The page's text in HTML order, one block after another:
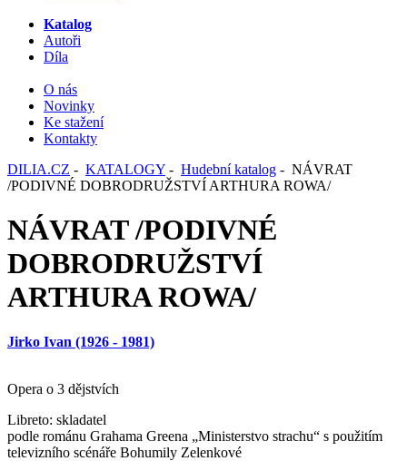
Katalog
Autoři
Díla
O nás
Novinky
Ke stažení
Kontakty
DILIA.CZ - KATALOGY - Hudební katalog - NÁVRAT
/PODIVNÉ DOBRODRUŽSTVÍ ARTHURA ROWA/
NÁVRAT /PODIVNÉ
DOBRODRUŽSTVÍ
ARTHURA ROWA/
Jirko Ivan (1926 - 1981)
Opera o 3 dějstvích
Libreto: skladatel
podle románu Grahama Greena „Ministerstvo strachu“ s použitím
televizního scénáře Bohumily Zelenkové